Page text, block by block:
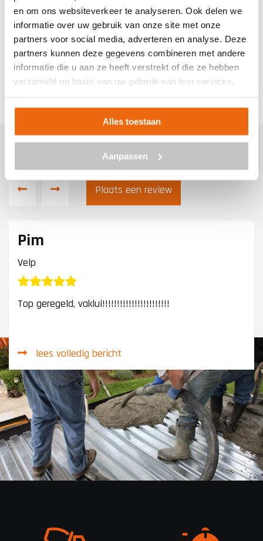
en om ons websiteverkeer te analyseren. Ook delen we
informatie over uw gebruik van onze site met onze
partners voor social media, adverteren en analyse. Deze
partners kunnen deze gegevens combineren met andere
informatie die u aan ze heeft verstrekt of die ze hebben
verzameld op basis van uw gebruik van hun services.
Alles toestaan
Aanpassen
Hoe werkt het?
Bekijk onze video om te zien hoe makkelijk je beton
Klantreacties
Pim
Velp
Top geregeld, vaklui!!!!!!!!!!!!!!!!!!!!!!!
lees volledig bericht
Plaats een review